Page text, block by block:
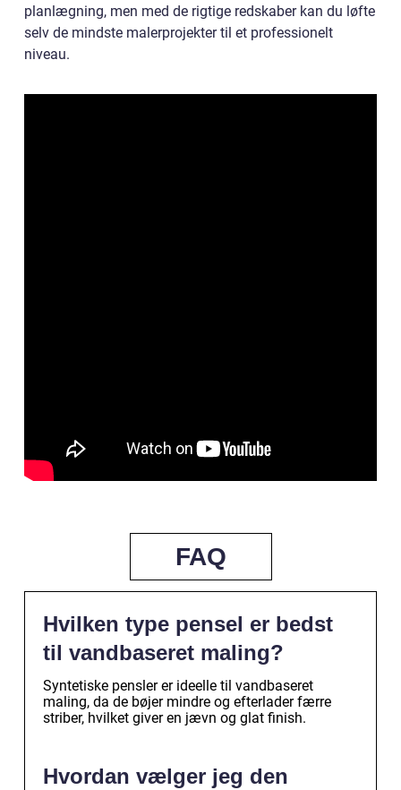
planlægning, men med de rigtige redskaber kan du løfte
selv de mindste malerprojekter til et professionelt
niveau.
FAQ
Hvilken type pensel er bedst
til vandbaseret maling?
Syntetiske pensler er ideelle til vandbaseret
maling, da de bøjer mindre og efterlader færre
striber, hvilket giver en jævn og glat finish.
Hvordan vælger jeg den